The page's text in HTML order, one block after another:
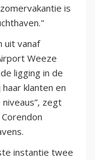
is
uit vanaf
Weeze
ligging in de
klanten en
zegt
instantie twee